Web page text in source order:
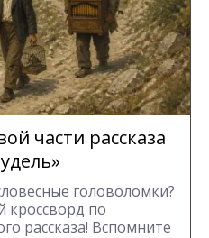
части рассказа
головоломки?
кроссворд по
рассказа! Вспомните